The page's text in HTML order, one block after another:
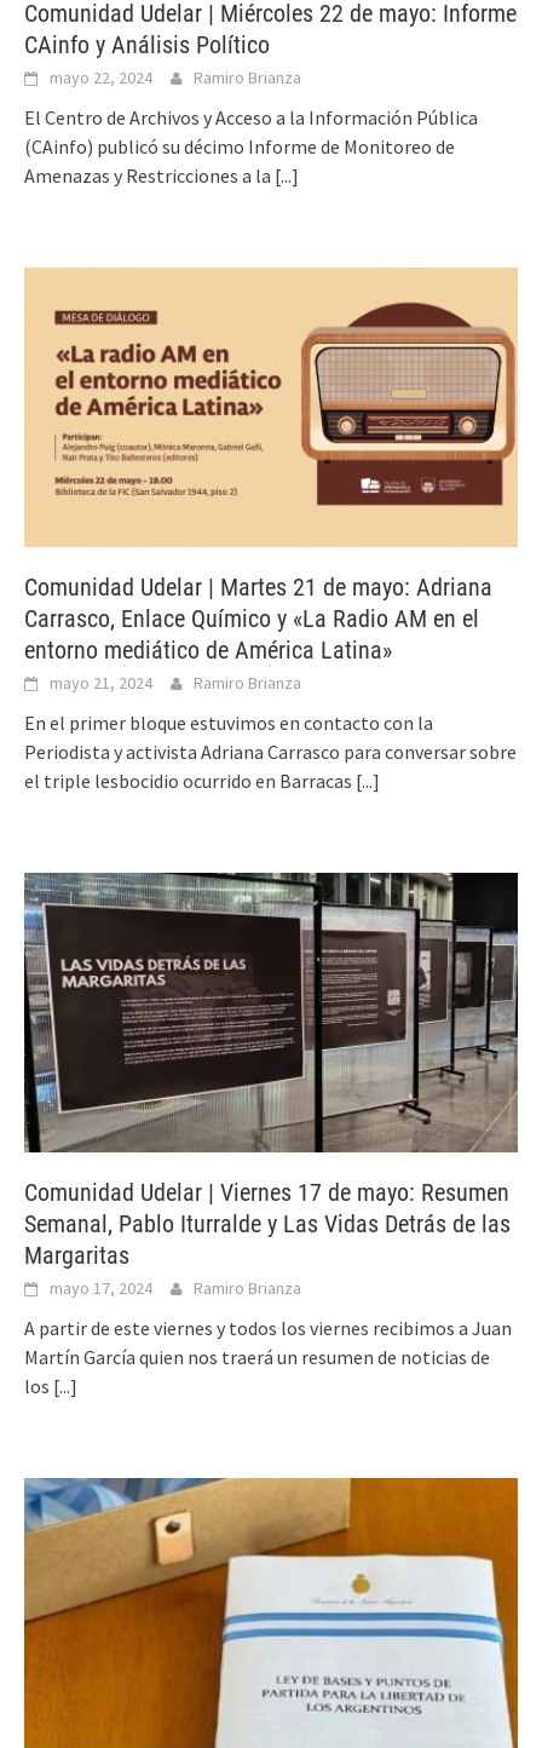
Comunidad Udelar | Miércoles 22 de mayo: Informe
CAinfo y Análisis Político
mayo 22, 2024 Ramiro Brianza
El Centro de Archivos y Acceso a la Información Pública
(CAinfo) publicó su décimo Informe de Monitoreo de
Amenazas y Restricciones a la [...]
Comunidad Udelar | Martes 21 de mayo: Adriana
Carrasco, Enlace Químico y «La Radio AM en el
entorno mediático de América Latina»
mayo 21, 2024 Ramiro Brianza
En el primer bloque estuvimos en contacto con la
Periodista y activista Adriana Carrasco para conversar sobre
el triple lesbocidio ocurrido en Barracas [...]
Comunidad Udelar | Viernes 17 de mayo: Resumen
Semanal, Pablo Iturralde y Las Vidas Detrás de las
Margaritas
mayo 17, 2024 Ramiro Brianza
A partir de este viernes y todos los viernes recibimos a Juan
Martín García quien nos traerá un resumen de noticias de
los [...]